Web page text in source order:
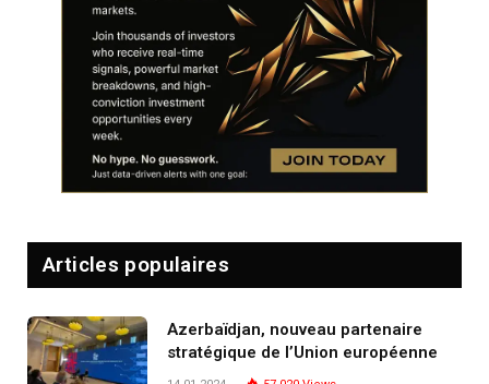
Articles populaires
Azerbaïdjan, nouveau partenaire
stratégique de l’Union européenne